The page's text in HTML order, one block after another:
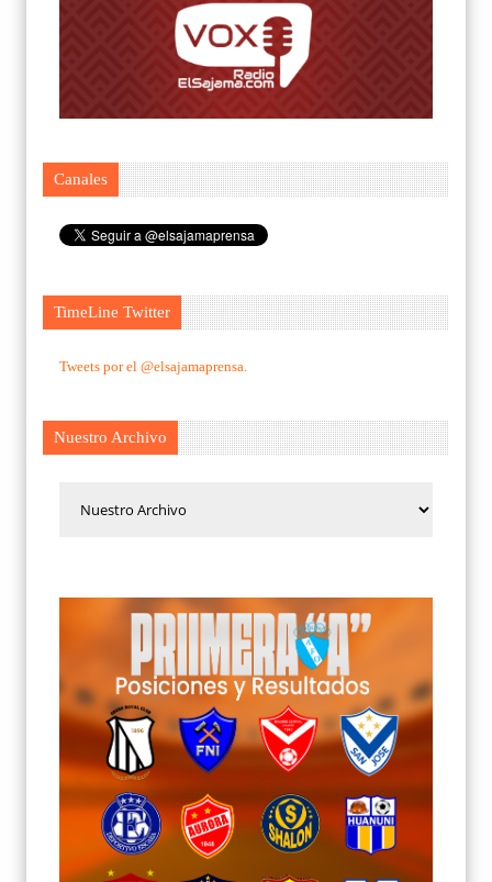
Canales
TimeLine Twitter
Tweets por el @elsajamaprensa.
Nuestro Archivo